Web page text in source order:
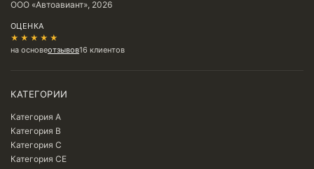
ООО «Автоавиант», 2026
ОЦЕНКА
★★★★★
на основеотзывов16 клиентов
КАТЕГОРИИ
Категория A
Категория B
Категория C
Категория CE